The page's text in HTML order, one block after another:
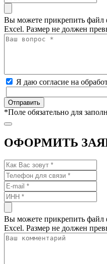
Вы можете прикрепить файл
Excel. Размер не должен
Я даю согласие на
*Поле обязательно для
ОФОРМИТЬ
Вы можете прикрепить файл
Excel. Размер не должен